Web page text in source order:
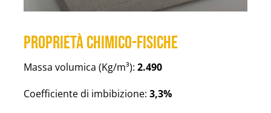
Proprietà chimico-fisiche
Massa volumica (Kg/m³): 2.490
Coefficiente di imbibizione: 3,3%